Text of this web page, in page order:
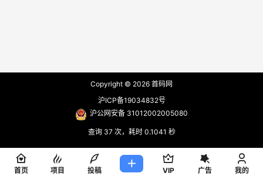
Copyright © 2026 首码网
沪ICP备19034832号
沪公网安备 31012002005080
查询 37 次，耗时 0.1041 秒
首页 项目 投稿 VIP 广告 我的